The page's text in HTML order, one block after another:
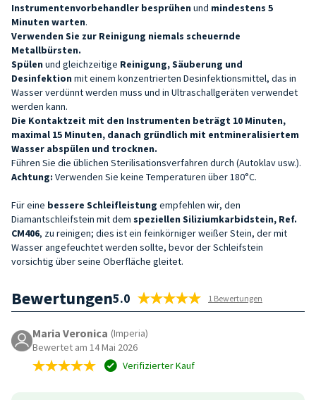
Instrumentenvorbehandler besprühen und mindestens 5
Minuten warten.
Verwenden Sie zur Reinigung niemals scheuernde
Metallbürsten.
Spülen und gleichzeitige Reinigung, Säuberung und
Desinfektion mit einem konzentrierten Desinfektionsmittel, das in
Wasser verdünnt werden muss und in Ultraschallgeräten verwendet
werden kann.
Die Kontaktzeit mit den Instrumenten beträgt 10 Minuten,
maximal 15 Minuten, danach gründlich mit entmineralisiertem
Wasser abspülen und trocknen.
Führen Sie die üblichen Sterilisationsverfahren durch (Autoklav usw.).
Achtung: Verwenden Sie keine Temperaturen über 180°C.
Für eine bessere Schleifleistung empfehlen wir, den
Diamantschleifstein mit dem speziellen Siliziumkarbidstein, Ref.
CM406, zu reinigen; dies ist ein feinkörniger weißer Stein, der mit
Wasser angefeuchtet werden sollte, bevor der Schleifstein
vorsichtig über seine Oberfläche gleitet.
Bewertungen5.0 1 Bewertungen
Maria Veronica (Imperia)
Bewertet am 14 Mai 2026
Verifizierter Kauf